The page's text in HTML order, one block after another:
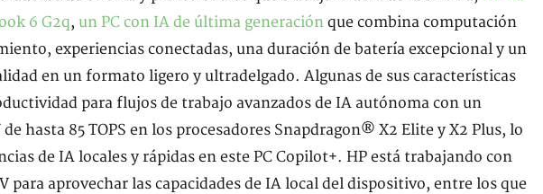
6 G2q, un PC con IA de última generación que combina computación
experiencias conectadas, una duración de batería excepcional y un
en un formato ligero y ultradelgado. Algunas de sus características
para flujos de trabajo avanzados de IA autónoma con un
hasta 85 TOPS en los procesadores Snapdragon® X2 Elite y X2 Plus, lo
de IA locales y rápidas en este PC Copilot+. HP está trabajando con
para aprovechar las capacidades de IA local del dispositivo, entre los que